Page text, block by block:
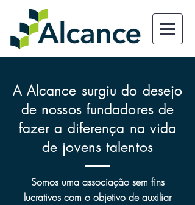
A Alcance surgiu do desejo
de nossos fundadores de
fazer a diferença na vida
de jovens talentos
Somos uma associação sem fins
lucrativos com o objetivo de auxiliar